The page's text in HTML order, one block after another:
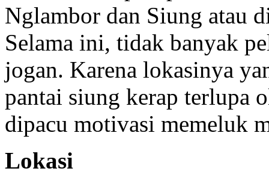
Nglambor dan Siung atau
Selama ini, tidak banyak
jogan. Karena lokasinya
pantai siung kerap terlupa
dipacu motivasi memeluk
Lokasi